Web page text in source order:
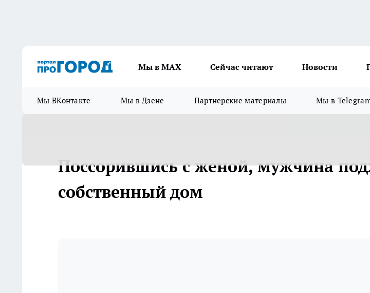
Мы в МАХ Сейчас читают Новости
Мы ВКонтакте Мы в Дзене Партнерские материалы Мы в
Поссорившись с женой, мужчина
собственный дом